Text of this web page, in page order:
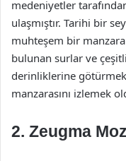
medeniyetler
ulaşmıştır. Tarihi bir
muhteşem bir
bulunan surlar ve
derinliklerine
manzarasını izlemek
2. Zeugma